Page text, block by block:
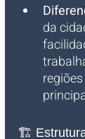
da
🏗️